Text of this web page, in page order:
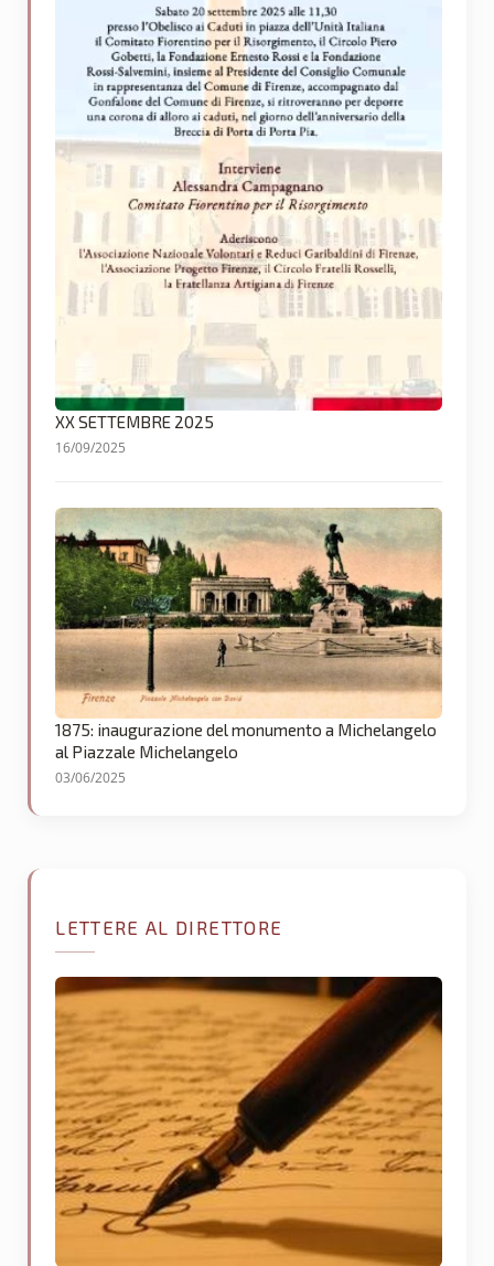
XX SETTEMBRE 2025
16/09/2025
1875: inaugurazione del monumento a Michelangelo
al Piazzale Michelangelo
03/06/2025
LETTERE AL DIRETTORE